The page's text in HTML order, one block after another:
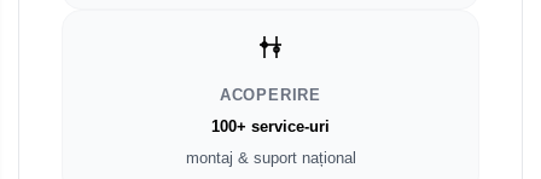
Rame adaptoare Land Rover
ACOPERIRE
100+ service-uri
montaj & suport național